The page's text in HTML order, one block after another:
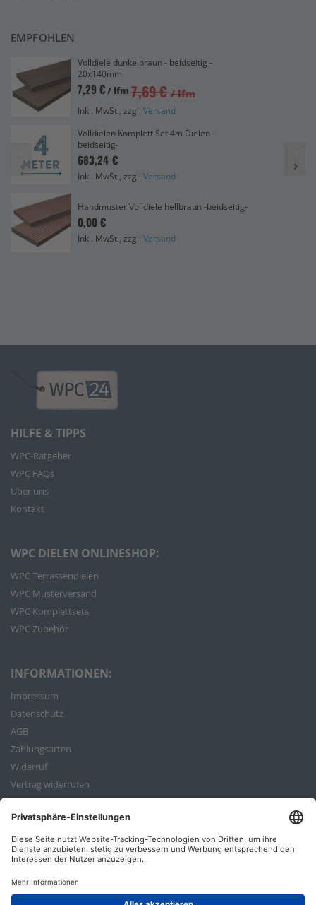
EMPFOHLEN
Volldiele dunkelbraun - beidseitig -
20x140mm
7,29 €/ lfm 7,69 € / lfm
Inkl. MwSt., zzgl. Versand
Volldielen Komplett Set 4m Dielen -
beidseitig-
683,24 €
Inkl. MwSt., zzgl. Versand
Handmuster Volldiele hellbraun -beidseitig-
0,00 €
Inkl. MwSt., zzgl. Versand
HILFE & TIPPS
WPC-Ratgeber
WPC FAQs
Über uns
Kontakt
WPC DIELEN ONLINESHOP:
WPC Terrassendielen
WPC Musterversand
WPC Komplettsets
WPC Zubehör
INFORMATIONEN:
Impressum
Datenschutz
AGB
Zahlungsarten
Widerruf
Vertrag widerrufen
Bestellvorgang
ZAHLUNGSARTEN: